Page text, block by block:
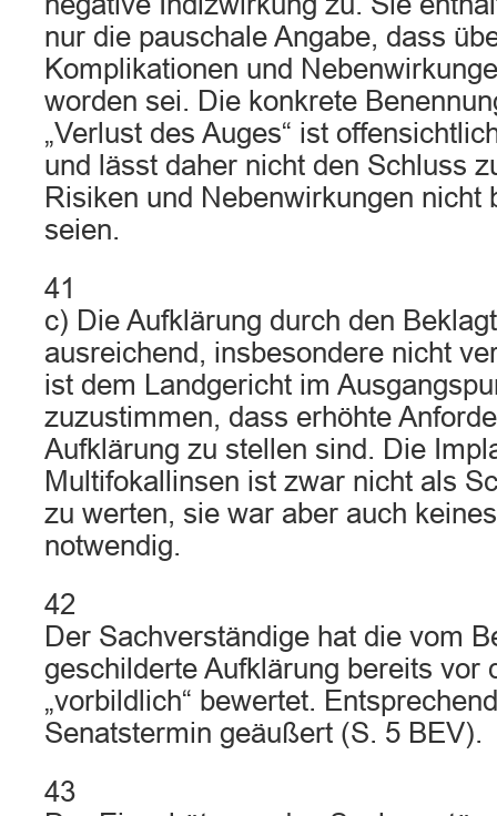
nur die pauschale Angabe, dass
Komplikationen und
worden sei. Die konkrete
„Verlust des Auges“ ist
und lässt daher nicht den Schluss
Risiken und Nebenwirkungen nicht
seien.
41
c) Die Aufklärung durch den
ausreichend, insbesondere nicht
ist dem Landgericht im
zuzustimmen, dass erhöhte
Aufklärung zu stellen sind. Die
Multifokallinsen ist zwar nicht als
zu werten, sie war aber auch
notwendig.
42
Der Sachverständige hat die vom
geschilderte Aufklärung bereits vor
„vorbildlich“ bewertet.
Senatstermin geäußert (S. 5 BEV).
43